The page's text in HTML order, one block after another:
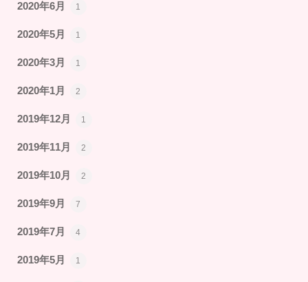
2020年6月 1
2020年5月 1
2020年3月 1
2020年1月 2
2019年12月 1
2019年11月 2
2019年10月 2
2019年9月 7
2019年7月 4
2019年5月 1